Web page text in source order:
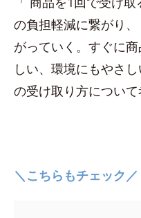
の負担軽減に繋がり
がっていく。すぐに
しい、環境にもやさ
の受け取り方について
＼こちらもチェック／